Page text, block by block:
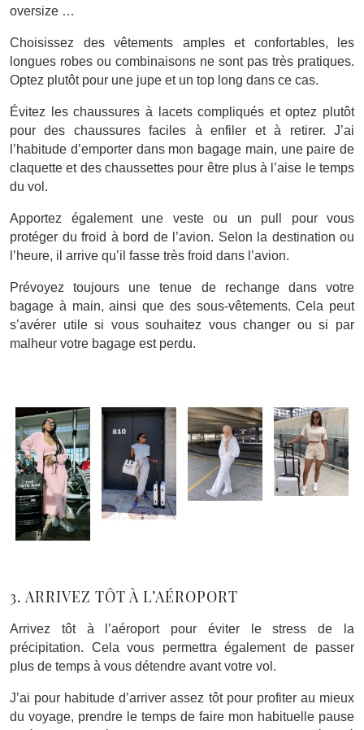
oversize …
Choisissez des vêtements amples et confortables, les
longues robes ou combinaisons ne sont pas très pratiques.
Optez plutôt pour une jupe et un top long dans ce cas.
Évitez les chaussures à lacets compliqués et optez plutôt
pour des chaussures faciles à enfiler et à retirer. J’ai
l’habitude d’emporter dans mon bagage main, une paire de
claquette et des chaussettes pour être plus à l’aise le temps
du vol.
Apportez également une veste ou un pull pour vous
protéger du froid à bord de l’avion. Selon la destination ou
l’heure, il arrive qu’il fasse très froid dans l’avion.
Prévoyez toujours une tenue de rechange dans votre
bagage à main, ainsi que des sous-vêtements. Cela peut
s’avérer utile si vous souhaitez vous changer ou si par
malheur votre bagage est perdu.
3. ARRIVEZ TÔT À L’AÉROPORT
Arrivez tôt à l’aéroport pour éviter le stress de la
précipitation. Cela vous permettra également de passer
plus de temps à vous détendre avant votre vol.
J’ai pour habitude d’arriver assez tôt pour profiter au mieux
du voyage, prendre le temps de faire mon habituelle pause